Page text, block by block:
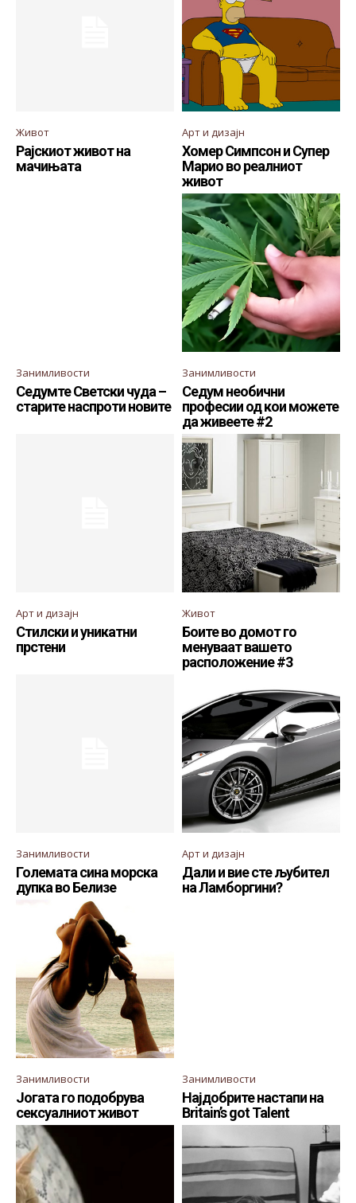
Живот
Рајскиот живот на
мачињата
Арт и дизајн
Хомер Симпсон и Супер
Марио во реалниот
живот
Занимливости
Седумте Светски чуда –
старите наспроти новите
Занимливости
Седум необични
професии од кои можете
да живеете #2
Арт и дизајн
Стилски и уникатни
прстени
Живот
Боите во домот го
менуваат вашето
расположение #3
Занимливости
Големата сина морска
дупка во Белизе
Арт и дизајн
Дали и вие сте љубител
на Ламборгини?
Занимливости
Јогата го подобрува
сексуалниот живот
Занимливости
Најдобрите настапи на
Britain’s got Talent